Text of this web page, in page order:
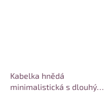
Kabelka hnědá
minimalistická s dlouhými